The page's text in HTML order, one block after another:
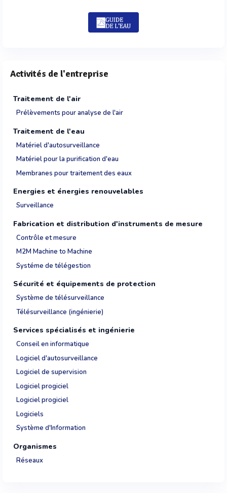
Activités de l'entreprise
Traitement de l'air
Prélèvements pour analyse de l'air
Traitement de l'eau
Matériel d'autosurveillance
Matériel pour la purification d'eau
Membranes pour traitement des eaux
Energies et énergies renouvelables
Surveillance
Fabrication et distribution d'instruments de mesure
Contrôle et mesure
M2M Machine to Machine
Systéme de télégestion
Sécurité et équipements de protection
Système de télésurveillance
Télésurveillance (ingénierie)
Services spécialisés et ingénierie
Conseil en informatique
Logiciel d'autosurveillance
Logiciel de supervision
Logiciel progiciel
Logiciel progiciel
Logiciels
Système d'Information
Organismes
Réseaux